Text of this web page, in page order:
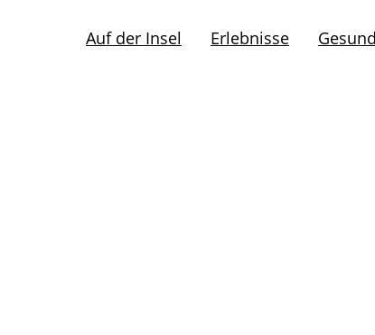
Auf der Insel Erlebnisse